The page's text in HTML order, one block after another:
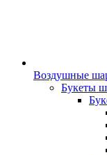
Воздушные
Букеты